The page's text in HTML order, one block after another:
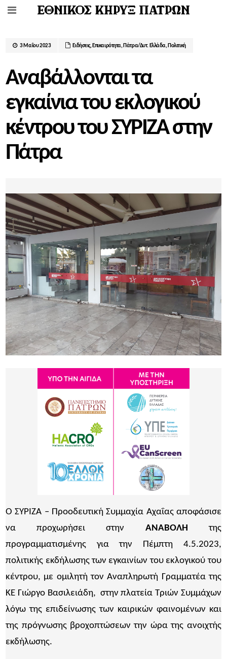
3 Μαΐου 2023 Ειδήσεις, Επικαιρότητα, Πάτρα/Δυτ. Ελλάδα, Πολιτική
Αναβάλλονται τα
εγκαίνια του εκλογικού
κέντρου του ΣΥΡΙΖΑ στην
Πάτρα
Ο ΣΥΡΙΖΑ – Προοδευτική Συμμαχία Αχαΐας αποφάσισε
να προχωρήσει στην ΑΝΑΒΟΛΗ της
προγραμματισμένης για την Πέμπτη 4.5.2023,
πολιτικής εκδήλωσης των εγκαινίων του εκλογικού του
κέντρου, με ομιλητή τον Αναπληρωτή Γραμματέα της
ΚΕ Γιώργο Βασιλειάδη, στην πλατεία Τριών Συμμάχων
λόγω της επιδείνωσης των καιρικών φαινομένων και
της πρόγνωσης βροχοπτώσεων την ώρα της ανοιχτής
εκδήλωσης.